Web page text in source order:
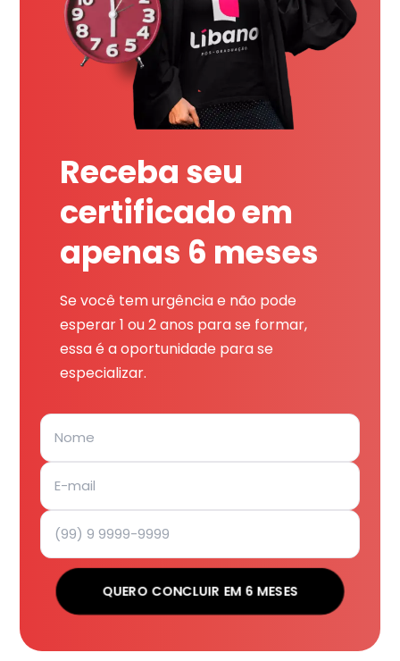
Receba seu
certificado em
apenas 6 meses
Se você tem urgência e não pode
esperar 1 ou 2 anos para se formar,
essa é a oportunidade para se
especializar.
QUERO CONCLUIR EM 6 MESES